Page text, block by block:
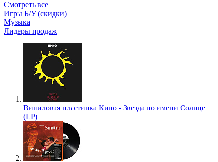
Смотреть все
Игры Б/У (скидки)
Музыка
Лидеры продаж
Виниловая пластинка Кино - Звезда по имени Солнце
(LP)